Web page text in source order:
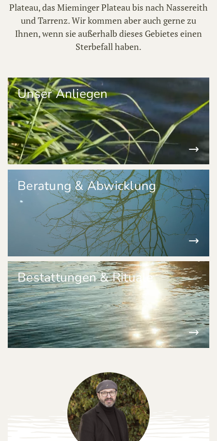
Plateau, das Mieminger Plateau bis nach Nassereith
und Tarrenz. Wir kommen aber auch gerne zu
Ihnen, wenn sie außerhalb dieses Gebietes einen
Sterbefall haben.
Unser Anliegen
Beratung & Abwicklung
Bestattungen & Rituale